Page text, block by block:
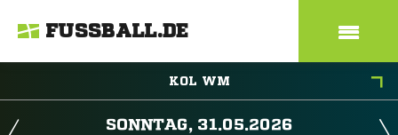
FUSSBALL.DE
KOL WM
 